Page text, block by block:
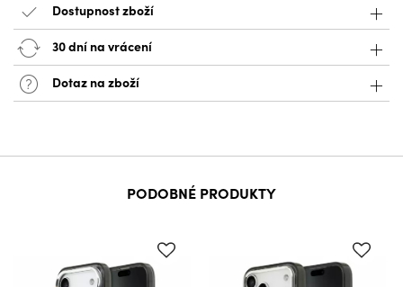
Dostupnost zboží
30 dní na vrácení
Dotaz na zboží
PODOBNÉ PRODUKTY